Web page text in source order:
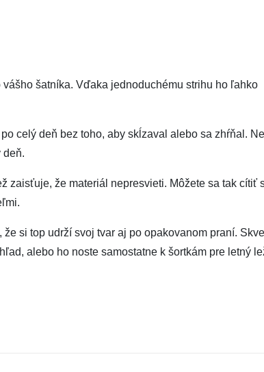
šatníka. Vďaka jednoduchému strihu ho ľahko
celý deň bez toho, aby skĺzaval alebo sa zhŕňal.
deň.
zaisťuje, že materiál nepresvieti. Môžete sa tak cítiť
si top udrží svoj tvar aj po opakovanom praní.
alebo ho noste samostatne k šortkám pre letný